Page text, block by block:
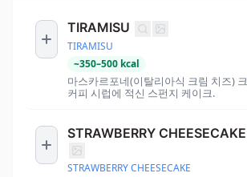
TIRAMISU
TIRAMISU
~350–500 kcal
마스카르포네(이탈리아식 크림 치즈)
커피 시럽에 적신 스펀지 케이크.
STRAWBERRY CHEESECAKE
STRAWBERRY CHEESECAKE